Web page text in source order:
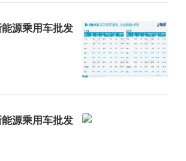
源乘用车批发
源乘用车批发